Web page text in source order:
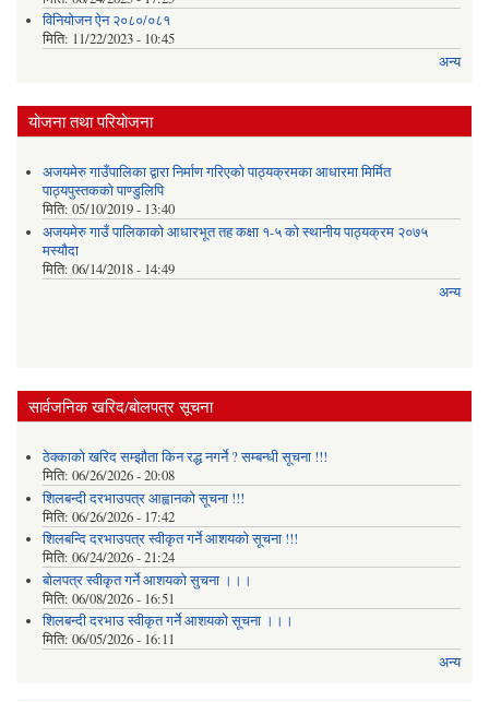
विनियोजन ऐन २०८०/०८१
मिति: 11/22/2023 - 10:45
अन्य
योजना तथा परियोजना
अजयमेरु गाउँपालिका द्वारा निर्माण गरिएको पाठ्यक्रमका आधारमा मिर्मित
पाठ्यपुस्तकको पाण्डुलिपि
मिति: 05/10/2019 - 13:40
अजयमेरु गाउँ पालिकाको आधारभूत तह कक्षा १-५ को स्थानीय पाठ्यक्रम २०७५
मस्यौदा
मिति: 06/14/2018 - 14:49
अन्य
सार्वजनिक खरिद/बोलपत्र सूचना
ठेक्काको खरिद सम्झौता किन रद्ध नगर्ने ? सम्बन्धी सूचना !!!
मिति: 06/26/2026 - 20:08
शिलबन्दी दरभाउपत्र आह्वानको सूचना !!!
मिति: 06/26/2026 - 17:42
शिलबन्दि दरभाउपत्र स्वीकृत गर्ने आशयकाे सूचना !!!
मिति: 06/24/2026 - 21:24
बोलपत्र स्वीकृत गर्ने आशयको सुचना ।।।
मिति: 06/08/2026 - 16:51
शिलबन्दी दरभाउ स्वीकृत गर्ने आशयको सूचना ।।।
मिति: 06/05/2026 - 16:11
अन्य